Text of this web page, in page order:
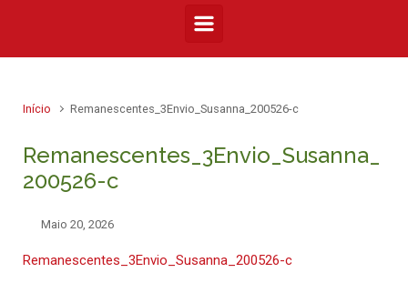
Início Remanescentes_3Envio_Susanna_200526-c
Remanescentes_3Envio_Susanna_
200526-c
Maio 20, 2026
Remanescentes_3Envio_Susanna_200526-c